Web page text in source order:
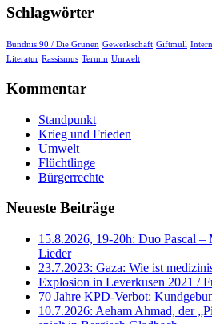
Schlagwörter
Bündnis 90 / Die Grünen Gewerkschaft Giftmüll
Literatur Rassismus Termin Umwelt
Kommentar
Standpunkt
Krieg und Frieden
Umwelt
Flüchtlinge
Bürgerrechte
Neueste Beiträge
15.8.2026, 19-20h: Duo Pascal –
Lieder
23.7.2023: Gaza: Wie ist
Explosion in Leverkusen 2021 /
70 Jahre KPD‑Verbot:
10.7.2026: Aeham Ahmad, der